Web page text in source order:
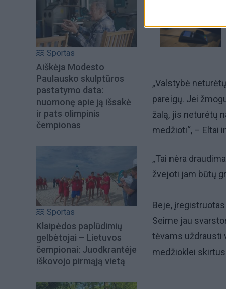
Sportas
Aiškėja Modesto
Paulausko skulptūros
pastatymo data:
nuomonę apie ją išsakė
ir pats olimpinis
čempionas
Sportas
Klaipėdos paplūdimių
gelbėtojai – Lietuvos
čempionai: Juodkrantėje
iškovojo pirmąją vietą
„Valstybė
pareigų. Jei
žalą, jis neturėtų
medžioti“, – Eltai
„Tai nėra
žvejoti jam būtų
Beje,
Seime jau
tėvams uždrausti
medžioklei